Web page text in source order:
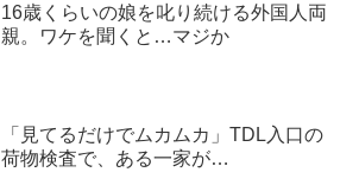
16歳くらいの娘を叱り続ける外国人両
親。ワケを聞くと…マジか
「見てるだけでムカムカ」TDL入口の
荷物検査で、ある一家が…